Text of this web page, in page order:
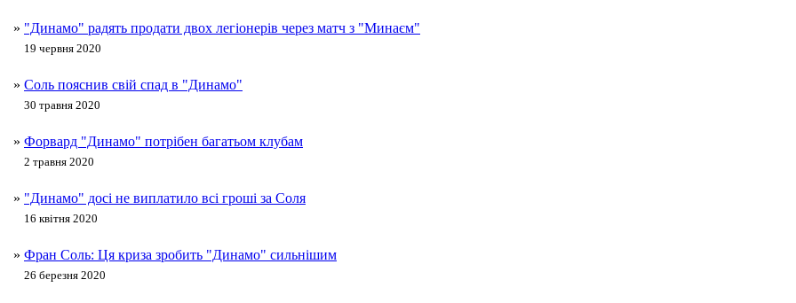
» "Динамо" радять продати двох легіонерів через матч з "Минаєм"
19 червня 2020
» Соль пояснив свій спад в "Динамо"
30 травня 2020
» Форвард "Динамо" потрібен багатьом клубам
2 травня 2020
» "Динамо" досі не виплатило всі гроші за Соля
16 квітня 2020
» Фран Соль: Ця криза зробить "Динамо" сильнішим
26 березня 2020